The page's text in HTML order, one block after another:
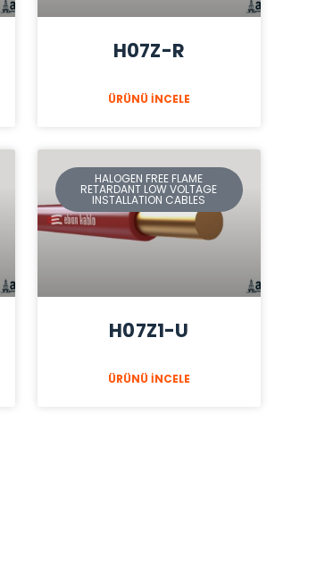
H07Z-R
ÜRÜNÜ İNCELE
HALOGEN FREE FLAME
RETARDANT LOW VOLTAGE
INSTALLATION CABLES
H07Z1-U
ÜRÜNÜ İNCELE